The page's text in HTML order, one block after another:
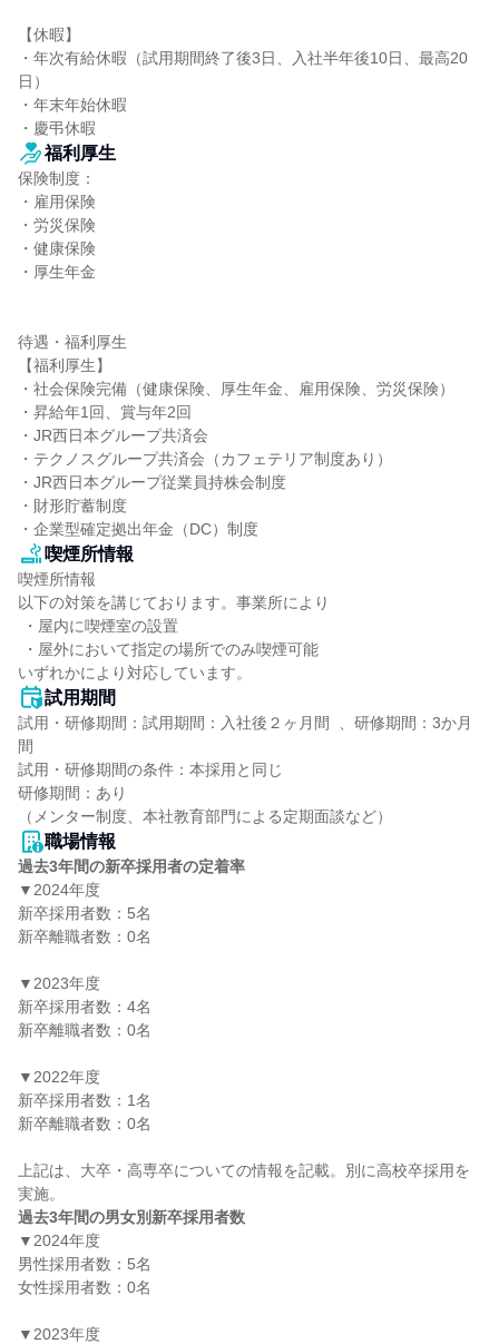
【休暇】
・年次有給休暇（試用期間終了後3日、入社半年後10日、最高20
日）
・年末年始休暇
・慶弔休暇
福利厚生
保険制度：
・雇用保険
・労災保険
・健康保険
・厚生年金
待遇・福利厚生
【福利厚生】
・社会保険完備（健康保険、厚生年金、雇用保険、労災保険）
・昇給年1回、賞与年2回
・JR西日本グループ共済会
・テクノスグループ共済会（カフェテリア制度あり）
・JR西日本グループ従業員持株会制度
・財形貯蓄制度
・企業型確定拠出年金（DC）制度
喫煙所情報
喫煙所情報
以下の対策を講じております。事業所により
いずれかにより対応しています。
試用期間
試用・研修期間：試用期間：入社後２ヶ月間  、研修期間：3か月
間
試用・研修期間の条件：本採用と同じ
研修期間：あり
職場情報
過去3年間の新卒採用者の定着率
▼2024年度
新卒採用者数：5名
新卒離職者数：0名
▼2023年度
新卒採用者数：4名
新卒離職者数：0名
▼2022年度
新卒採用者数：1名
新卒離職者数：0名
上記は、大卒・高専卒についての情報を記載。別に高校卒採用を
過去3年間の男女別新卒採用者数
▼2024年度
男性採用者数：5名
女性採用者数：0名
▼2023年度